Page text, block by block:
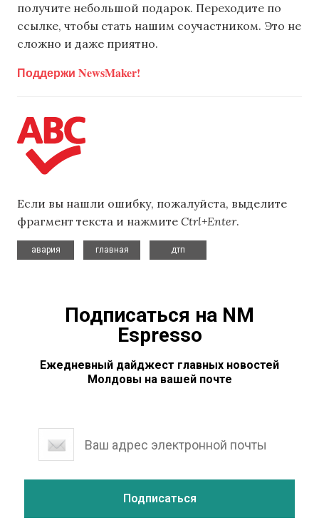
получите небольшой подарок. Переходите по
ссылке, чтобы стать нашим соучастником. Это не
сложно и даже приятно.
Поддержи NewsMaker!
Если вы нашли ошибку, пожалуйста, выделите
фрагмент текста и нажмите Ctrl+Enter.
авария
главная
дтп
Подписаться на NM
Espresso
Ежедневный дайджест главных новостей
Молдовы на вашей почте